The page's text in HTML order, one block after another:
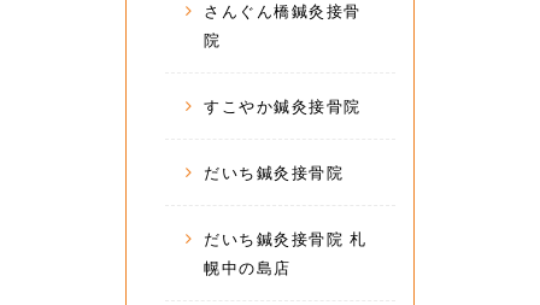
さんぐん橋鍼灸接骨
院
すこやか鍼灸接骨院
だいち鍼灸接骨院
だいち鍼灸接骨院 札
幌中の島店